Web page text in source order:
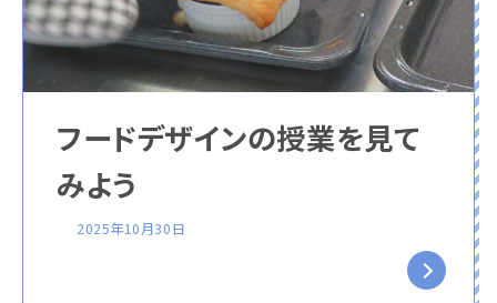
フードデザインの授業を見て
みよう
2025年10月30日